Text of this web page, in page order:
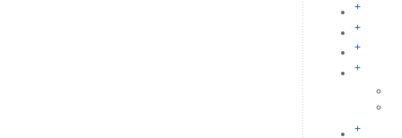
+
+
+
+
+